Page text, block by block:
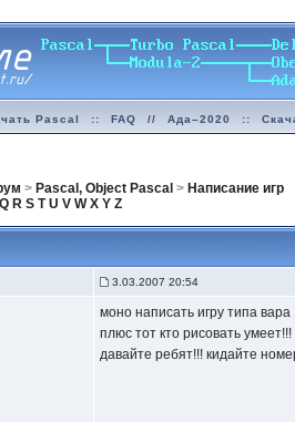
Pascal :: FAQ // Ада–2020 ::
> Pascal, Object Pascal > Написание игр
Q R S T U V W X Y Z
3.03.2007 20:54
моно написать игру типа
плюс тот кто рисовать умеет!!!
давайте ребят!!! кидайте